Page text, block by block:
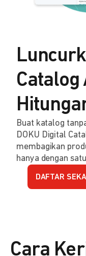
Catalog
Buat katalog
DOKU Digital
membagikan
hanya dengan
DAFTAR
Cara